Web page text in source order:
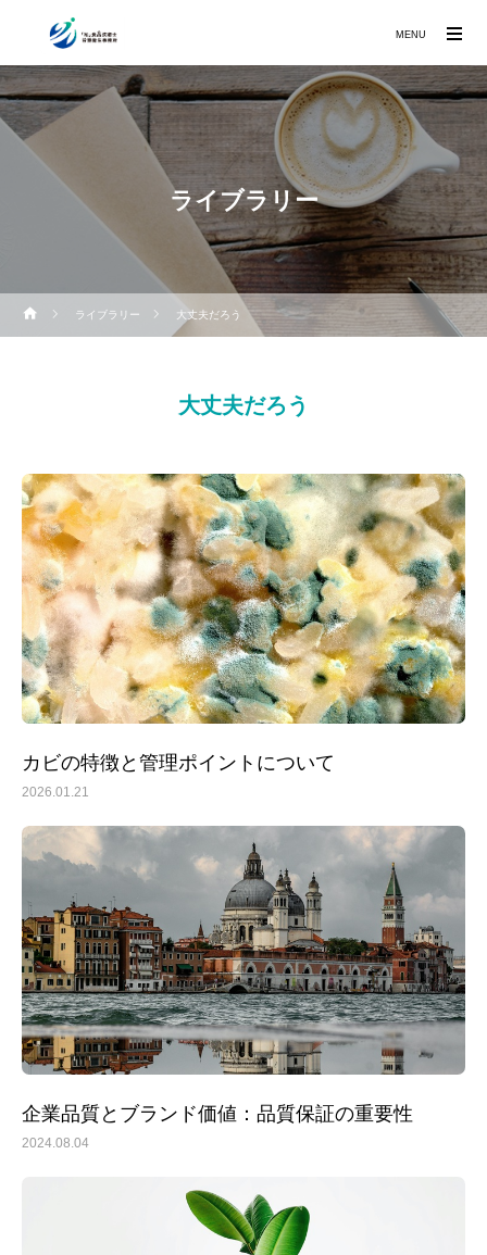
ライブラリー
ライブラリー 大丈夫だろう
大丈夫だろう
カビの特徴と管理ポイントについて
2026.01.21
企業品質とブランド価値：品質保証の重要性
2024.08.04
MENU